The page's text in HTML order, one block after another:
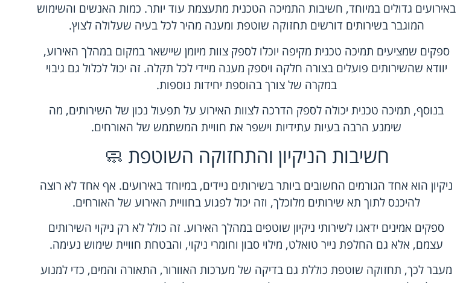
באירועים גדולים במיוחד, חשיבות התמיכה הטכנית מתעצמת עוד יותר. כמות האנשים והשימוש
המוגבר בשירותים דורשים תחזוקה שוטפת ומענה מהיר לכל בעיה שעלולה לצוץ.
ספקים שמציעים תמיכה טכנית מקיפה יוכלו לספק צוות מיומן שיישאר במקום במהלך האירוע,
יוודא שהשירותים פועלים בצורה חלקה ויספק מענה מיידי לכל תקלה. זה יכול לכלול גם גיבוי
במקרה של צורך בהוספת יחידות נוספות.
בנוסף, תמיכה טכנית יכולה לספק הדרכה לצוות האירוע על תפעול נכון של השירותים, מה
שימנע הרבה בעיות עתידיות וישפר את חוויית המשתמש של האורחים.
חשיבות הניקיון והתחזוקה השוטפת 🧼
ניקיון הוא אחד הגורמים החשובים ביותר בשירותים ניידים, במיוחד באירועים. אף אחד לא רוצה
להיכנס לתוך תא שירותים מלוכלך, וזה יכול לפגוע בחוויית האירוע של האורחים.
ספקים אמינים ידאגו לשירותי ניקיון שוטפים במהלך האירוע. זה כולל לא רק ניקוי השירותים
עצמם, אלא גם החלפת נייר טואלט, מילוי סבון וחומרי ניקוי, והבטחת חוויית שימוש נעימה.
מעבר לכך, תחזוקה שוטפת כוללת גם בדיקה של מערכות האוורור, התאורה והמים, כדי למנוע